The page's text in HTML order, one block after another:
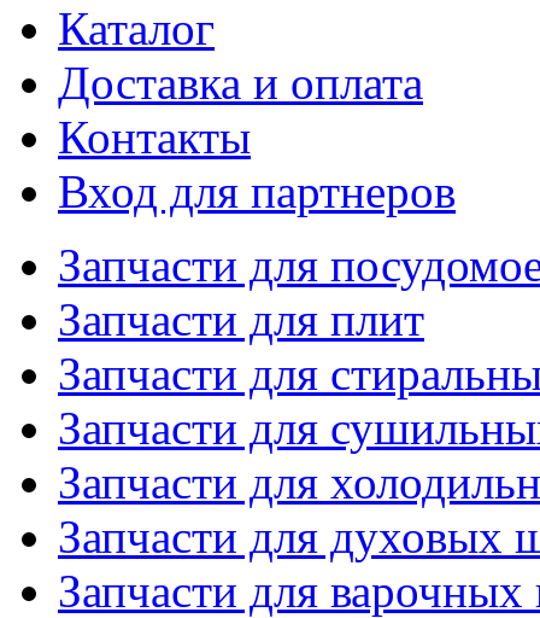
Каталог
Доставка и оплата
Контакты
Вход для партнеров
Запчасти для
Запчасти для плит
Запчасти для
Запчасти для
Запчасти для
Запчасти для духовых
Запчасти для варочных